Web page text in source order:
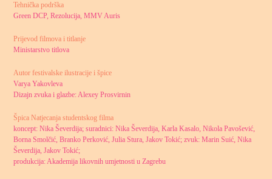
Tehnička podrška
Green DCP, Rezolucija, MMV Auris
Prijevod filmova i titlanje
Ministarstvo titlova
Autor festivalske ilustracije i špice
Varya Yakovleva
Dizajn zvuka i glazbe: Alexey Prosvirnin
Špica Natjecanja studentskog filma
koncept: Nika Ševerdija; suradnici: Nika Ševerdija, Karla Kasalo, Nikola Pavošević,
Borna Smolčić, Branko Perković, Julia Stura, Jakov Tokić; zvuk: Marin Suić, Nika
Ševerdija, Jakov Tokić;
produkcija: Akademija likovnih umjetnosti u Zagrebu